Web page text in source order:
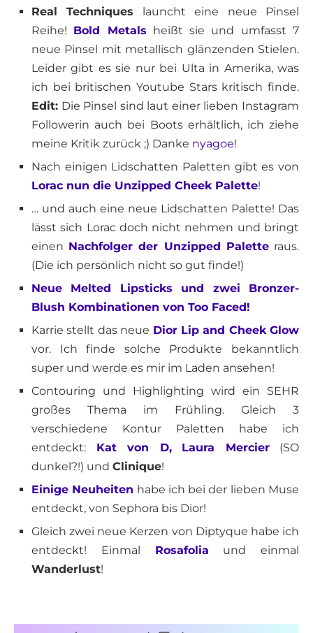
Real Techniques launcht eine neue Pinsel
Reihe! Bold Metals heißt sie und umfasst 7
neue Pinsel mit metallisch glänzenden Stielen.
Leider gibt es sie nur bei Ulta in Amerika, was
ich bei britischen Youtube Stars kritisch finde.
Edit: Die Pinsel sind laut einer lieben Instagram
Followerin auch bei Boots erhältlich, ich ziehe
meine Kritik zurück ;) Danke nyagoe!
Nach einigen Lidschatten Paletten gibt es von
Lorac nun die Unzipped Cheek Palette!
… und auch eine neue Lidschatten Palette! Das
lässt sich Lorac doch nicht nehmen und bringt
einen Nachfolger der Unzipped Paletteraus.
(Die ich persönlich nicht so gut finde!)
Neue Melted Lipsticks und zwei Bronzer-
Blush Kombinationen von Too Faced!
Karrie stellt das neue Dior Lip and Cheek Glow
vor. Ich finde solche Produkte bekanntlich
super und werde es mir im Laden ansehen!
Contouring und Highlighting wird ein SEHR
großes Thema im Frühling. Gleich 3
verschiedene Kontur Paletten habe ich
entdeckt: Kat von D, Laura Mercier(SO
dunkel?!) und Clinique!
Einige Neuheiten habe ich bei der lieben Muse
entdeckt, von Sephora bis Dior!
Gleich zwei neue Kerzen von Diptyque habe ich
entdeckt! Einmal Rosafolia und einmal
Wanderlust!